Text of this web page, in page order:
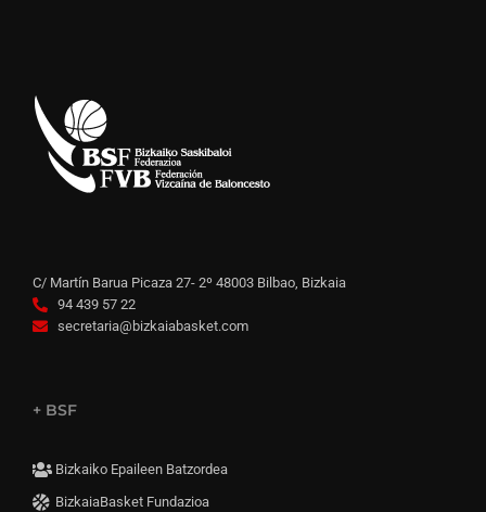
C/ Martín Barua Picaza 27- 2º 48003 Bilbao, Bizkaia
94 439 57 22
secretaria@bizkaiabasket.com
+ BSF
Bizkaiko Epaileen Batzordea
BizkaiaBasket Fundazioa